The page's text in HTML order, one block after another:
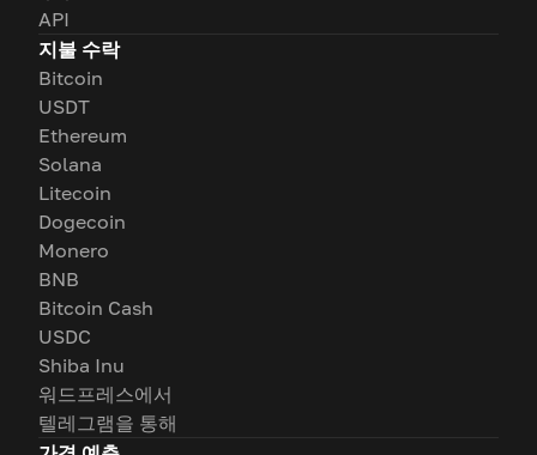
API
지불 수락
Bitcoin
USDT
Ethereum
Solana
Litecoin
Dogecoin
Monero
BNB
Bitcoin Cash
USDC
Shiba Inu
워드프레스에서
텔레그램을 통해